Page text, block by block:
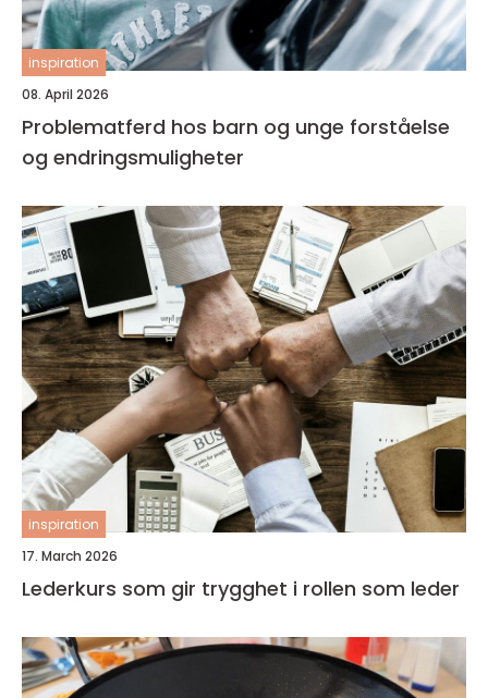
inspiration
08. April 2026
Problematferd hos barn og unge forståelse
og endringsmuligheter
inspiration
17. March 2026
Lederkurs som gir trygghet i rollen som leder